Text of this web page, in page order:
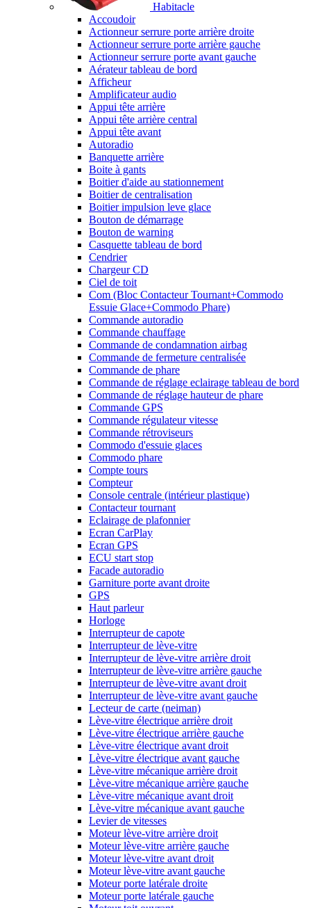
Habitacle
Accoudoir
Actionneur serrure porte arrière droite
Actionneur serrure porte arrière gauche
Actionneur serrure porte avant gauche
Aérateur tableau de bord
Afficheur
Amplificateur audio
Appui tête arrière
Appui tête arrière central
Appui tête avant
Autoradio
Banquette arrière
Boite à gants
Boitier d'aide au stationnement
Boitier de centralisation
Boitier impulsion leve glace
Bouton de démarrage
Bouton de warning
Casquette tableau de bord
Cendrier
Chargeur CD
Ciel de toit
Com (Bloc Contacteur Tournant+Commodo
Essuie Glace+Commodo Phare)
Commande autoradio
Commande chauffage
Commande de condamnation airbag
Commande de fermeture centralisée
Commande de phare
Commande de réglage eclairage tableau de bord
Commande de réglage hauteur de phare
Commande GPS
Commande régulateur vitesse
Commande rétroviseurs
Commodo d'essuie glaces
Commodo phare
Compte tours
Compteur
Console centrale (intérieur plastique)
Contacteur tournant
Eclairage de plafonnier
Ecran CarPlay
Ecran GPS
ECU start stop
Facade autoradio
Garniture porte avant droite
GPS
Haut parleur
Horloge
Interrupteur de capote
Interrupteur de lève-vitre
Interrupteur de lève-vitre arrière droit
Interrupteur de lève-vitre arrière gauche
Interrupteur de lève-vitre avant droit
Interrupteur de lève-vitre avant gauche
Lecteur de carte (neiman)
Lève-vitre électrique arrière droit
Lève-vitre électrique arrière gauche
Lève-vitre électrique avant droit
Lève-vitre électrique avant gauche
Lève-vitre mécanique arrière droit
Lève-vitre mécanique arrière gauche
Lève-vitre mécanique avant droit
Lève-vitre mécanique avant gauche
Levier de vitesses
Moteur lève-vitre arrière droit
Moteur lève-vitre arrière gauche
Moteur lève-vitre avant droit
Moteur lève-vitre avant gauche
Moteur porte latérale droite
Moteur porte latérale gauche